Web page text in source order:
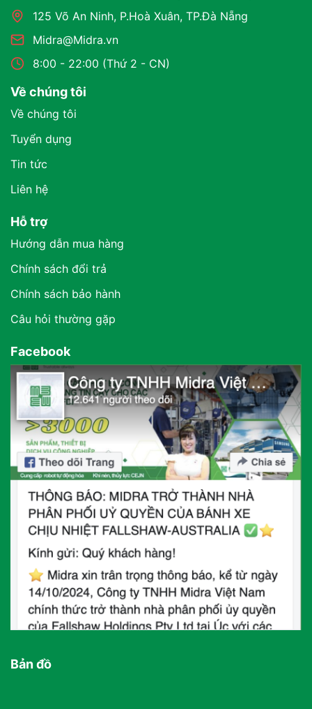
125 Võ An Ninh, P.Hoà Xuân, TP.Đà Nẵng
Midra@Midra.vn
8:00 - 22:00 (Thứ 2 - CN)
Về chúng tôi
Về chúng tôi
Tuyển dụng
Tin tức
Liên hệ
Hỗ trợ
Hướng dẫn mua hàng
Chính sách đổi trả
Chính sách bảo hành
Câu hỏi thường gặp
Facebook
Bản đồ